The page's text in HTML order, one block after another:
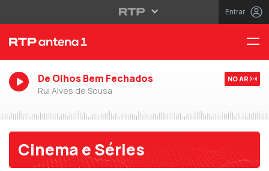
Entrar
De Olhos Bem Fechados
Rui Alves de Sousa
NO AR
Cinema e Séries